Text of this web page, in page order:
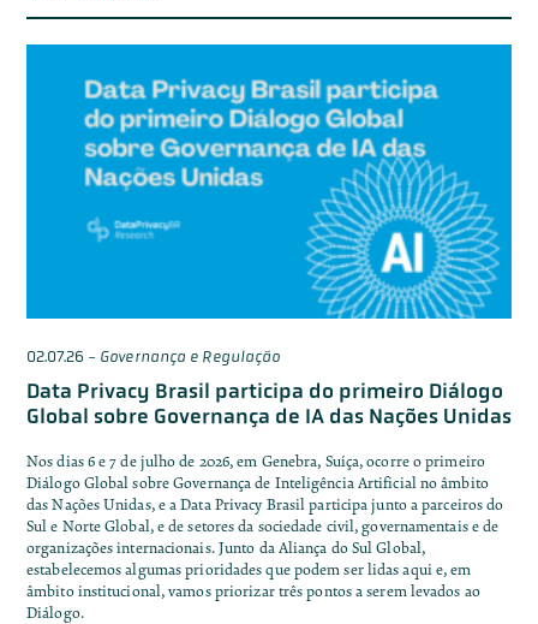
02.07.26 - Governança e Regulação
Data Privacy Brasil participa do primeiro Diálogo
Global sobre Governança de IA das Nações Unidas
Nos dias 6 e 7 de julho de 2026, em Genebra, Suíça, ocorre o primeiro
Diálogo Global sobre Governança de Inteligência Artificial no âmbito
das Nações Unidas, e a Data Privacy Brasil participa junto a parceiros do
Sul e Norte Global, e de setores da sociedade civil, governamentais e de
organizações internacionais. Junto da Aliança do Sul Global,
estabelecemos algumas prioridades que podem ser lidas aqui e, em
âmbito institucional, vamos priorizar três pontos a serem levados ao
Diálogo.